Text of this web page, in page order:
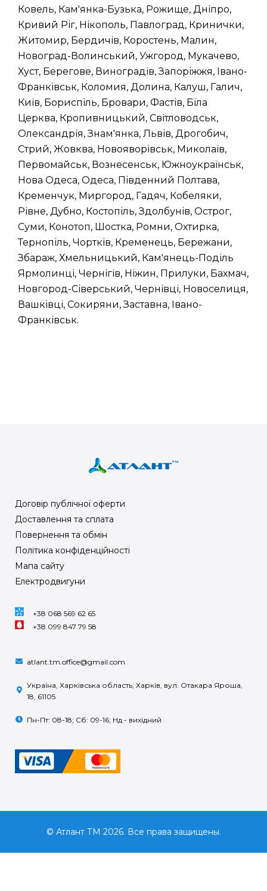
Ковель, Кам'янка-Бузька, Рожище, Дніпро,
Кривий Ріг, Нікополь, Павлоград, Кринички,
Житомир, Бердичів, Коростень, Малин,
Новоград-Волинський, Ужгород, Мукачево,
Хуст, Берегове, Виноградів, Запоріжжя, Івано-
Франківськ, Коломия, Долина, Калуш, Галич,
Київ, Бориспіль, Бровари, Фастів, Біла
Церква, Кропивницький, Світловодськ,
Олександрія, Знам'янка, Львів, Дрогобич,
Стрий, Жовква, Новояворівськ, Миколаїв,
Первомайськ, Вознесенськ, Южноукраїнськ,
Нова Одеса, Одеса, Південний Полтава,
Кременчук, Миргород, Гадяч, Кобеляки,
Рівне, Дубно, Костопіль, Здолбунів, Острог,
Суми, Конотоп, Шостка, Ромни, Охтирка,
Тернопіль, Чортків, Кременець, Бережани,
Збараж, Хмельницький, Кам'янець-Поділь
Ярмолинці, Чернігів, Ніжин, Прилуки, Бахмач,
Новгород-Сіверський, Чернівці, Новоселиця,
Вашківці, Сокиряни, Заставна, Івано-
Франківськ.
Договір публічної оферти
Доставлення та сплата
Повернення та обмін
Політика конфіденційності
Мапа сайту
Електродвигуни
+38 068 569 62 65
+38 099 847 79 58
atlant.tm.office@gmail.com
Україна, Харківська область, Харків, вул. Отакара Яроша,
18, 61105
Пн-Пт: 08-18; Сб: 09-16; Нд - вихідний
© Атлант ТМ 2026. Все права защищены.